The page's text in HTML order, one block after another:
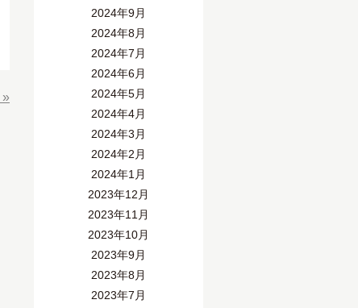
»
2024年9月
2024年8月
2024年7月
2024年6月
2024年5月
2024年4月
2024年3月
2024年2月
2024年1月
2023年12月
2023年11月
2023年10月
2023年9月
2023年8月
2023年7月